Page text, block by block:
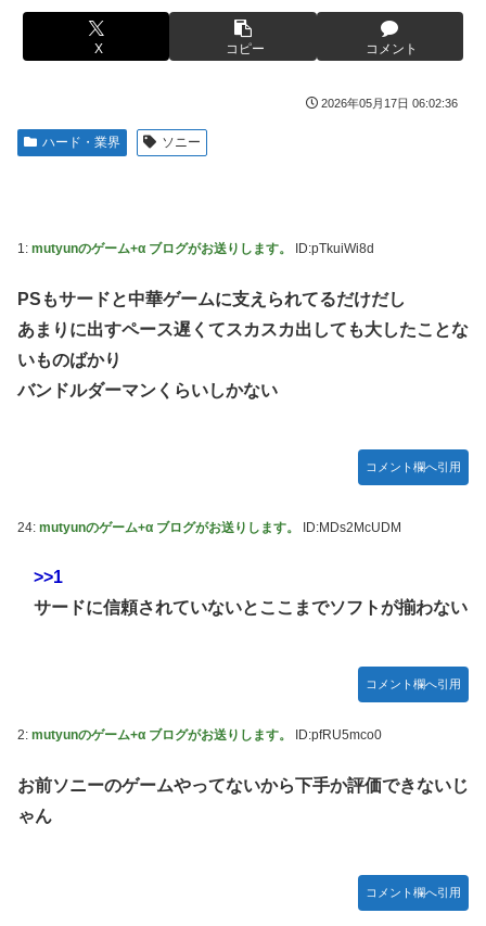
【ROBOT魂】 88,000のミーティアが二次も即完売なの大人
気すぎる…
【画像】田中みな実さん、妊娠中とは思えないヒール姿で登
株式投資、若年男性の自信喪失の原因に-6割超が「人生の敗
の求刑←これ…
【ウマ娘】セイちゃんの攻撃力を見よ！！！
海外「全部日本の真似だったのか…」 日本の普通のテレビ
番組が最新SNSの数十年先を行っていたと話題に
【艦これ】これがラ級ちゃんの水着modeか・・・！
に！奇行にはちゃんと意味があった！
竹﨑由佳アナ ピタパンのお尻！！
【画像】島田フミカネ先生、ひたすらエッチな絵を上げ続け
【画像あり】ワイ、今更SSSS.GRIDMANを観賞するも面白
【悲報】AV女優さん、キモオタチー牛弱男どもの「おはよ
伊勢鈴蘭さん、コカ・コーラ愛を全力アピール！
無期懲役、去年の仮釈放わずか４人…もう実質終身刑だった
【画像】令和最新版のあのちゃん、可愛過ぎてワイらにブッ
薬剤処方…被災者向け大浴場も！
【悲報】コメ農家「高市総理には愛想尽かした」売値は生産
農家も
【悲報】かつての「快楽天」が微妙になったわけｗｗｗｗｗ
今季もタイトル獲得を目指すFC町田ゼルビア黒田剛監督が
X コピー コメント
2026年05月17日 06:02:36
ハード・業界 ソニー
1: mutyunのゲーム+α ブログがお送りします。 ID:pTkuiWi8d
PSもサードと中華ゲームに支えられてるだけだし
あまりに出すペース遅くてスカスカ出しても大したことな
いものばかり
バンドルダーマンくらいしかない
コメント欄へ引用
24: mutyunのゲーム+α ブログがお送りします。 ID:MDs2McUDM
>>1
サードに信頼されていないとここまでソフトが揃わない
コメント欄へ引用
2: mutyunのゲーム+α ブログがお送りします。 ID:pfRU5mco0
お前ソニーのゲームやってないから下手か評価できないじ
ゃん
コメント欄へ引用